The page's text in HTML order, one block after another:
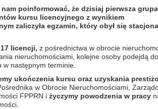
nam poinformować, że dzisiaj pierwsza grupa
kursu licencyjnego z wynikiem
zaliczyła egzamin, który obył się
17 licencji, z pośrednictwa w obrocie
nieruchomościami, kolejne osoby podejdą do
w następnym terminie.
ukończenia kursu oraz uzyskania
w Obrocie Nieruchomościami,
FPPRN i życzymy powodzenia w pracy